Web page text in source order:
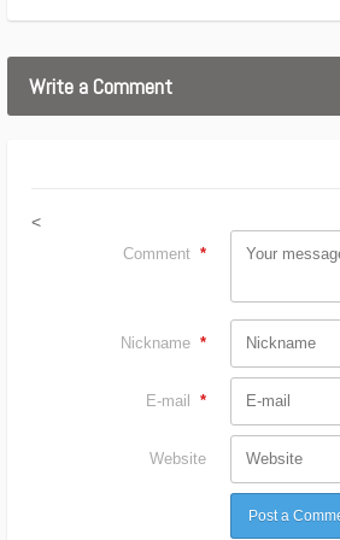
Write a Comment
<
Comment *
Nickname *
E-mail *
Website